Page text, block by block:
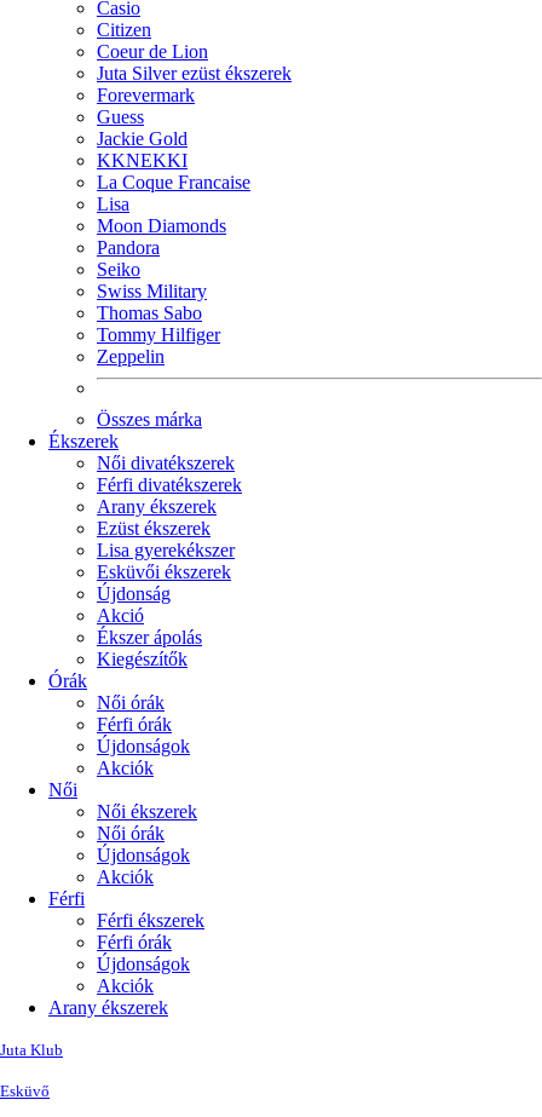
Casio
Citizen
Coeur de Lion
Juta Silver ezüst ékszerek
Forevermark
Guess
Jackie Gold
KKNEKKI
La Coque Francaise
Lisa
Moon Diamonds
Pandora
Seiko
Swiss Military
Thomas Sabo
Tommy Hilfiger
Zeppelin
Összes márka
Ékszerek
Női divatékszerek
Férfi divatékszerek
Arany ékszerek
Ezüst ékszerek
Lisa gyerekékszer
Esküvői ékszerek
Újdonság
Akció
Ékszer ápolás
Kiegészítők
Órák
Női órák
Férfi órák
Újdonságok
Akciók
Női
Női ékszerek
Női órák
Újdonságok
Akciók
Férfi
Férfi ékszerek
Férfi órák
Újdonságok
Akciók
Arany ékszerek
Juta Klub
Esküvő